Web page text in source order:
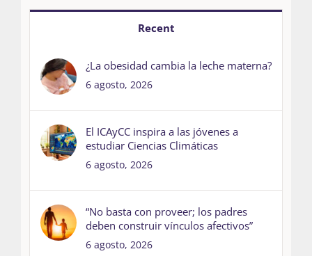
Recent
¿La obesidad cambia la leche materna?
6 agosto, 2026
El ICAyCC inspira a las jóvenes a
estudiar Ciencias Climáticas
6 agosto, 2026
“No basta con proveer; los padres
deben construir vínculos afectivos”
6 agosto, 2026